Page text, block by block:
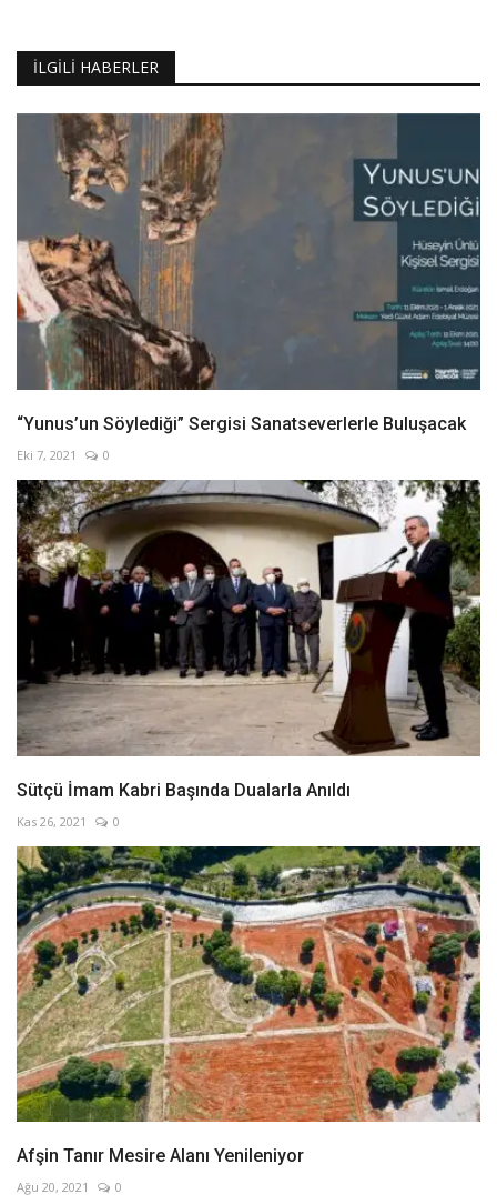
İLGILI HABERLER
“Yunus’un Söylediği” Sergisi Sanatseverlerle Buluşacak
Eki 7, 2021 0
Sütçü İmam Kabri Başında Dualarla Anıldı
Kas 26, 2021 0
Afşin Tanır Mesire Alanı Yenileniyor
Ağu 20, 2021 0